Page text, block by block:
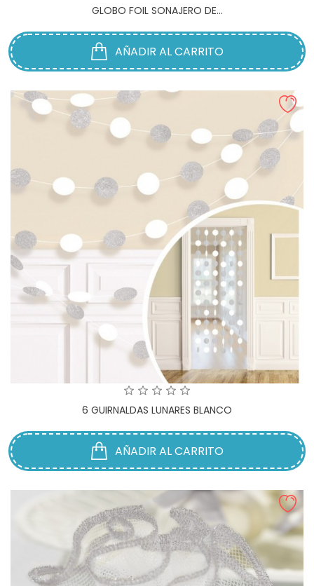
GLOBO FOIL SONAJERO DE...
AÑADIR AL CARRITO
6 GUIRNALDAS LUNARES BLANCO
AÑADIR AL CARRITO